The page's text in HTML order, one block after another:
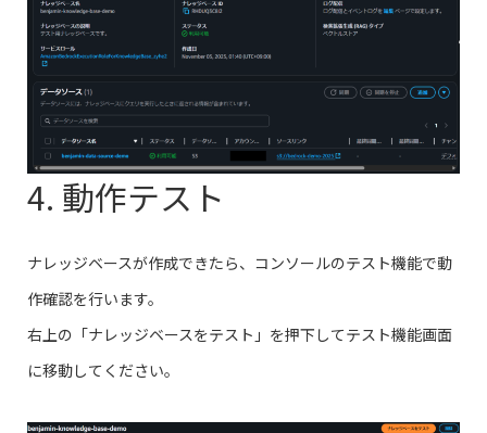
4. 動作テスト
ナレッジベースが作成できたら、コンソールのテスト機能で動
作確認を行います。
右上の「ナレッジベースをテスト」を押下してテスト機能画面
に移動してください。